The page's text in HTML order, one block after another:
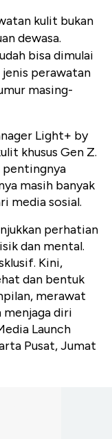
kulit bukan
dewasa.
bisa dimulai
jenis perawatan
masing-
Light+ by
khusus Gen Z.
pentingnya
masih banyak
media sosial.
perhatian
dan mental.
Kini,
dan bentuk
merawat
menjaga diri
Launch
Pusat, Jumat